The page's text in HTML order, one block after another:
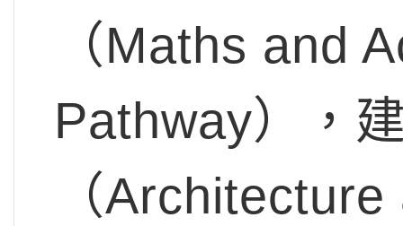
（Maths and
Pathway），
（